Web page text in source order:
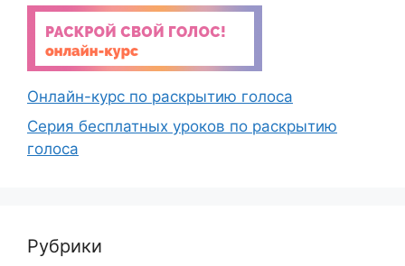
Онлайн-курс по раскрытию голоса
Серия бесплатных уроков по раскрытию
голоса
Рубрики